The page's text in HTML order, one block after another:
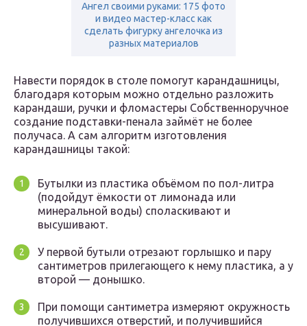
Ангел своими руками: 175 фото
и видео мастер-класс как
сделать фигурку ангелочка из
разных материалов
Навести порядок в столе помогут карандашницы,
благодаря которым можно отдельно разложить
карандаши, ручки и фломастеры Собственноручное
создание подставки-пенала займёт не более
получаса. А сам алгоритм изготовления
карандашницы такой:
Бутылки из пластика объёмом по пол-литра
(подойдут ёмкости от лимонада или
минеральной воды) споласкивают и
высушивают.
У первой бутыли отрезают горлышко и пару
сантиметров прилегающего к нему пластика, а у
второй — донышко.
При помощи сантиметра измеряют окружность
получившихся отверстий, и получившийся